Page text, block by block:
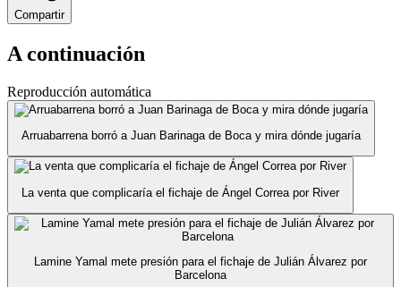
Compartir
A continuación
Reproducción automática
Arruabarrena borró a Juan Barinaga de Boca y mira dónde jugaría
La venta que complicaría el fichaje de Ángel Correa por River
Lamine Yamal mete presión para el fichaje de Julián Álvarez por
Barcelona